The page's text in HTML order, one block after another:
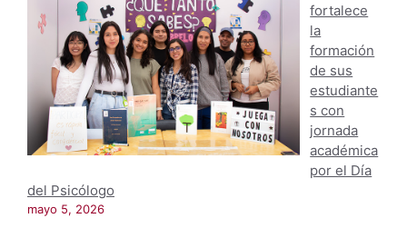
fortalece
la
formación
de sus
estudiante
s con
jornada
académica
por el Día
del Psicólogo
mayo 5, 2026